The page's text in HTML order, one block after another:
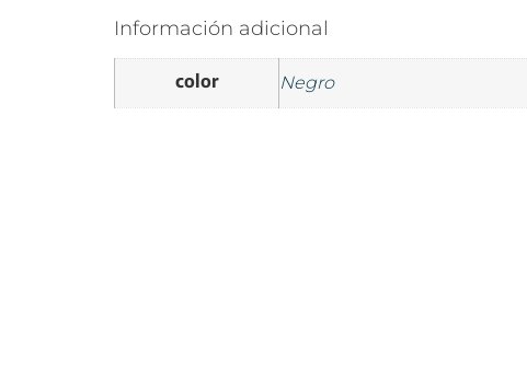
Información adicional
color Negro